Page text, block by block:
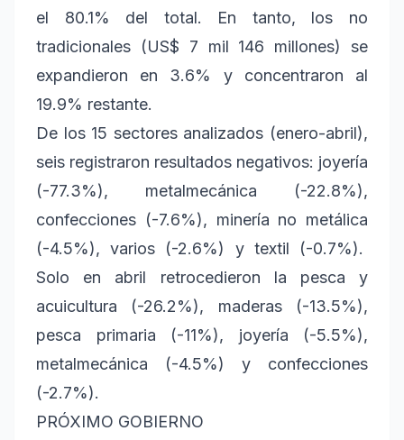
el 80.1% del total. En tanto, los no
tradicionales (US$ 7 mil 146 millones) se
expandieron en 3.6% y concentraron al
19.9% restante.
De los 15 sectores analizados (enero-abril),
seis registraron resultados negativos: joyería
(-77.3%), metalmecánica (-22.8%),
confecciones (-7.6%), minería no metálica
(-4.5%), varios (-2.6%) y textil (-0.7%).
Solo en abril retrocedieron la pesca y
acuicultura (-26.2%), maderas (-13.5%),
pesca primaria (-11%), joyería (-5.5%),
metalmecánica (-4.5%) y confecciones
(-2.7%).
PRÓXIMO GOBIERNO